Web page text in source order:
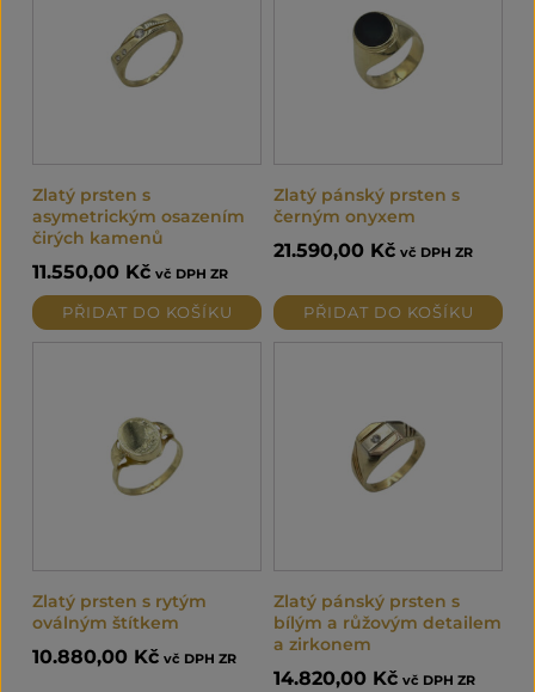
Zlatý prsten s
asymetrickým osazením
čirých kamenů
11.550,00 Kč vč DPH ZR
PŘIDAT DO KOŠÍKU
Zlatý pánský prsten s
černým onyxem
21.590,00 Kč vč DPH ZR
PŘIDAT DO KOŠÍKU
Zlatý prsten s rytým
oválným štítkem
10.880,00 Kč vč DPH ZR
Zlatý pánský prsten s
bílým a růžovým detailem
a zirkonem
14.820,00 Kč vč DPH ZR